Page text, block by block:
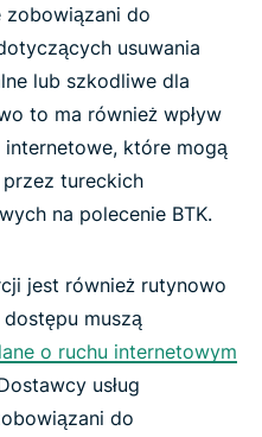
do
usuwania
lub szkodliwe dla
to ma również wpływ
które mogą
tureckich
na polecenie BTK.
jest również rutynowo
muszą
o ruchu internetowym
usług
do